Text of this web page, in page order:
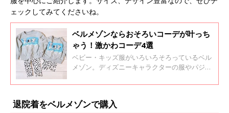
ェックしてみてくださいね。
ベルメゾンならおそろいコーデが叶っち
ゃう！激かわコーデ4選
ベビー・キッズ服がいろいろそろっているベル
メゾン。ディズニーキャラクターの服やパジャ
服もたくさん。今回はインスタグラムの投稿よ
す。きょうだいで着るとかわいさ倍増！
退院着をベルメゾンで購入